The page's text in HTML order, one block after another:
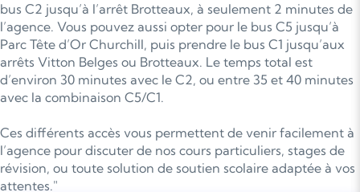
bus C2 jusqu’à l’arrêt Brotteaux, à seulement 2 minutes de
l’agence. Vous pouvez aussi opter pour le bus C5 jusqu’à
Parc Tête d’Or Churchill, puis prendre le bus C1 jusqu’aux
arrêts Vitton Belges ou Brotteaux. Le temps total est
d’environ 30 minutes avec le C2, ou entre 35 et 40 minutes
avec la combinaison C5/C1.
Ces différents accès vous permettent de venir facilement à
l’agence pour discuter de nos cours particuliers, stages de
révision, ou toute solution de soutien scolaire adaptée à vos
attentes."